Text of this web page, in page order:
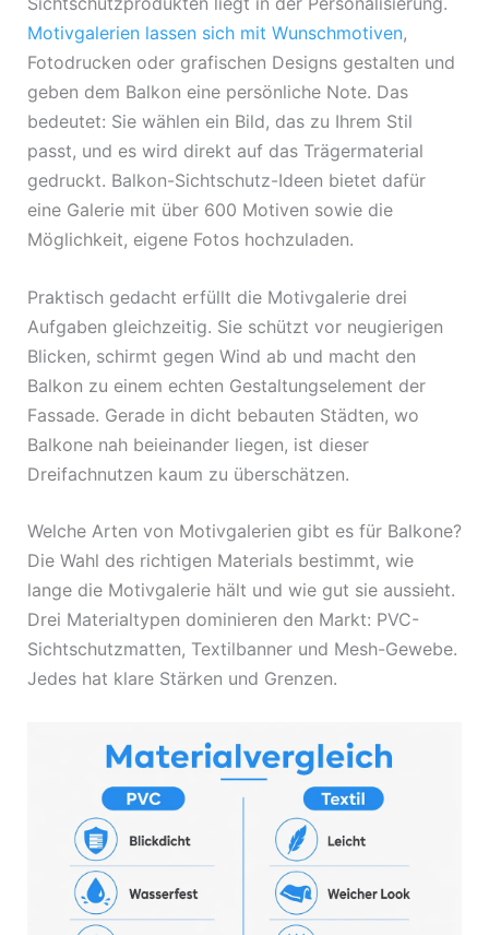
Motivgalerien lassen sich mit Wunschmotiven,
Fotodrucken oder grafischen Designs gestalten und
geben dem Balkon eine persönliche Note. Das
bedeutet: Sie wählen ein Bild, das zu Ihrem Stil
passt, und es wird direkt auf das Trägermaterial
gedruckt. Balkon-Sichtschutz-Ideen bietet dafür
eine Galerie mit über 600 Motiven sowie die
Möglichkeit, eigene Fotos hochzuladen.
Praktisch gedacht erfüllt die Motivgalerie drei
Aufgaben gleichzeitig. Sie schützt vor neugierigen
Blicken, schirmt gegen Wind ab und macht den
Balkon zu einem echten Gestaltungselement der
Fassade. Gerade in dicht bebauten Städten, wo
Balkone nah beieinander liegen, ist dieser
Dreifachnutzen kaum zu überschätzen.
Welche Arten von Motivgalerien gibt es für Balkone?
Die Wahl des richtigen Materials bestimmt, wie
lange die Motivgalerie hält und wie gut sie aussieht.
Drei Materialtypen dominieren den Markt: PVC-
Sichtschutzmatten, Textilbanner und Mesh-Gewebe.
Jedes hat klare Stärken und Grenzen.